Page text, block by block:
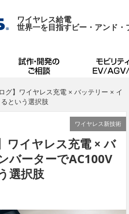
ワイヤレス給電
世界一を目指すビー・アンド・
グ】ワイヤレス充電 × バッテリー × イ
という選択肢
ワイヤレス新技術
ワイヤレス充電 × バ
バーターでAC100V
選択肢